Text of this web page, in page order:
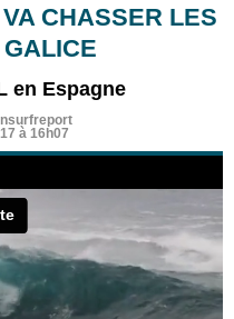
CHASSER LES
en Espagne
à 16h07